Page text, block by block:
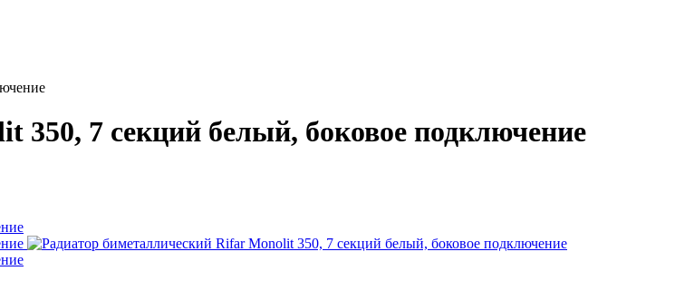
350, 7 секций белый, боковое подключение